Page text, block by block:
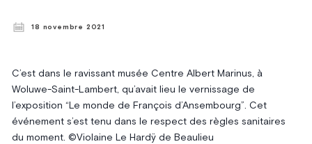
18 novembre 2021
C’est dans le ravissant musée Centre Albert Marinus, à
Woluwe-Saint-Lambert, qu’avait lieu le vernissage de
l’exposition “Le monde de François d’Ansembourg”. Cet
événement s’est tenu dans le respect des règles sanitaires
du moment. ©Violaine Le Hardÿ de Beaulieu